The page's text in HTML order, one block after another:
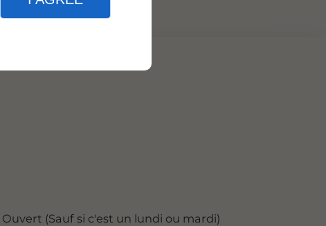
Ouvert (Sauf si c'est un lundi ou mardi)